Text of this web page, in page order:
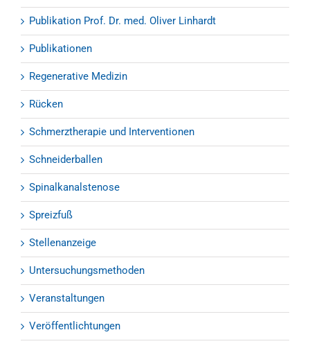
Publikation Prof. Dr. med. Oliver Linhardt
Publikationen
Regenerative Medizin
Rücken
Schmerztherapie und Interventionen
Schneiderballen
Spinalkanalstenose
Spreizfuß
Stellenanzeige
Untersuchungsmethoden
Veranstaltungen
Veröffentlichtungen